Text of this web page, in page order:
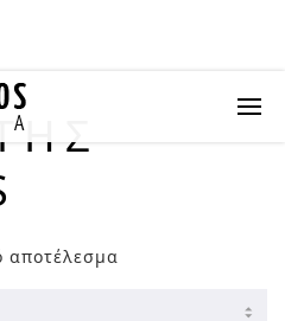
αποτέλεσμα